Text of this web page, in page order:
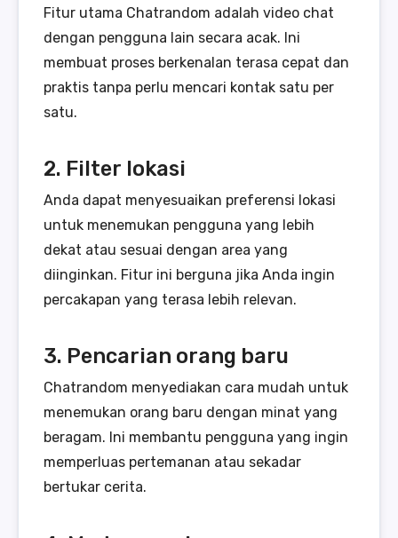
Fitur utama Chatrandom adalah video chat
dengan pengguna lain secara acak. Ini
membuat proses berkenalan terasa cepat dan
praktis tanpa perlu mencari kontak satu per
satu.
2. Filter lokasi
Anda dapat menyesuaikan preferensi lokasi
untuk menemukan pengguna yang lebih
dekat atau sesuai dengan area yang
diinginkan. Fitur ini berguna jika Anda ingin
percakapan yang terasa lebih relevan.
3. Pencarian orang baru
Chatrandom menyediakan cara mudah untuk
menemukan orang baru dengan minat yang
beragam. Ini membantu pengguna yang ingin
memperluas pertemanan atau sekadar
bertukar cerita.